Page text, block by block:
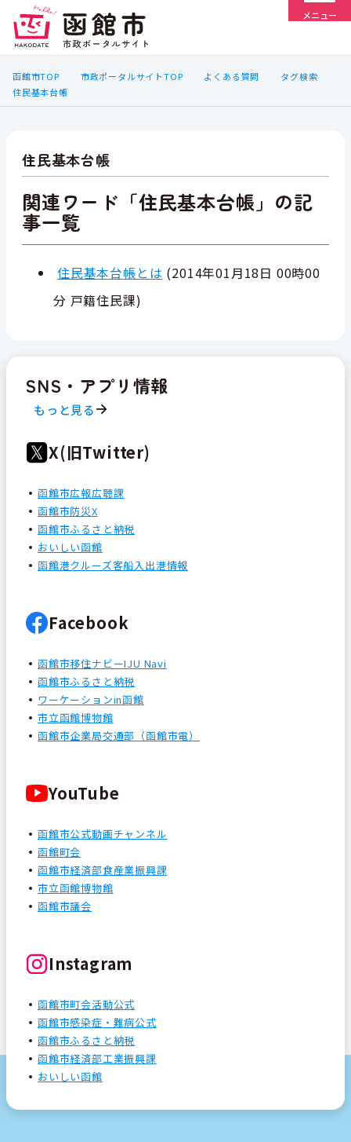
メニュー
函館市TOP 市政ポータルサイトTOP よくある質問
タグ検索
住民基本台帳
住民基本台帳
関連ワード「住民基本台帳」の記
事一覧
住民基本台帳とは (2014年01月18日 00時00
分 戸籍住民課)
SNS・アプリ情報
もっと見る
X(旧Twitter)
函館市広報広聴課
函館市防災X
函館市ふるさと納税
おいしい函館
函館港クルーズ客船入出港情報
Facebook
函館市移住ナビーIJU Navi
函館市ふるさと納税
ワーケーションin函館
市立函館博物館
函館市企業局交通部（函館市電）
YouTube
函館市公式動画チャンネル
函館町会
函館市経済部食産業振興課
市立函館博物館
函館市議会
Instagram
函館市町会活動公式
函館市感染症・難病公式
函館市ふるさと納税
函館市経済部工業振興課
おいしい函館